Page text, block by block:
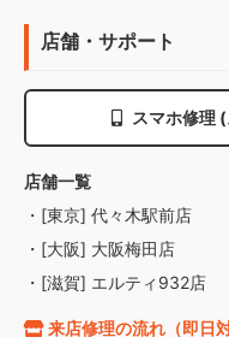
店舗・サポート
スマホ修理
店舗一覧
・[東京] 代々木駅前店
・[大阪] 大阪梅田店
・[滋賀] エルティ932店
来店修理の流れ（即日対